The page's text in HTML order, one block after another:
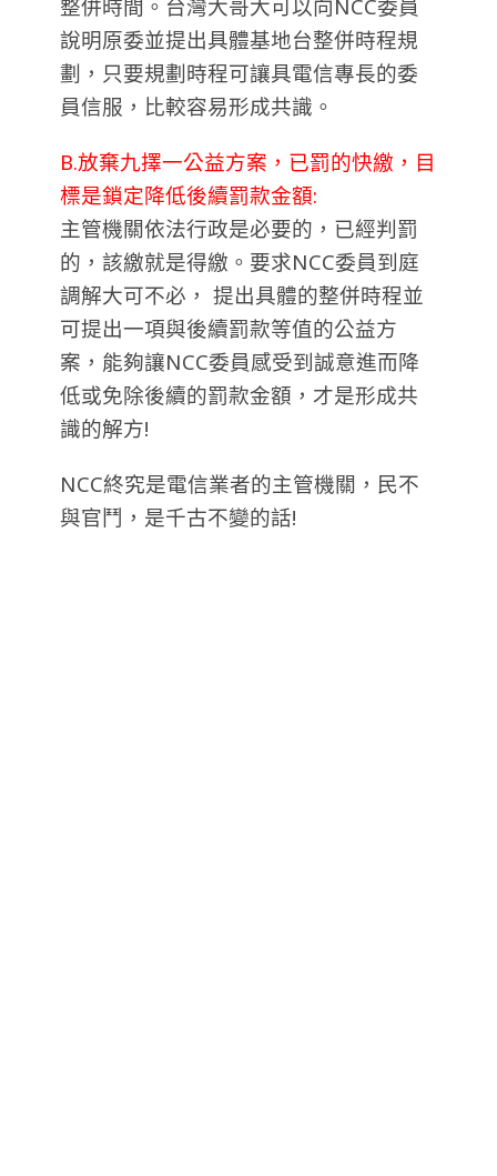
整併時間。台灣大哥大可以向NCC委員
說明原委並提出具體基地台整併時程規
劃，只要規劃時程可讓具電信專長的委
員信服，比較容易形成共識。
B.放棄九擇一公益方案，已罰的快繳，目
標是鎖定降低後續罰款金額:
主管機關依法行政是必要的，已經判罰
的，該繳就是得繳。要求NCC委員到庭
調解大可不必， 提出具體的整併時程並
可提出一項與後續罰款等值的公益方
案，能夠讓NCC委員感受到誠意進而降
低或免除後續的罰款金額，才是形成共
識的解方!
NCC終究是電信業者的主管機關，民不
與官鬥，是千古不變的話!